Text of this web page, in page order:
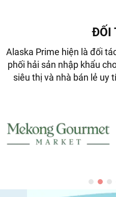
ĐỐI
Alaska Prime hiện là đối
phối hải sản nhập khẩu
siêu thị và nhà bán lẻ uy